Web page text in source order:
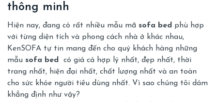
thông minh
Hiện nay, đang có rất nhiều mẫu mã sofa bed phù hợp
với từng diện tích và phong cách nhà ở khác nhau,
KenSOFA tự tin mang đến cho quý khách hàng những
mẫu sofa bed
có giá cả hợp lý nhất, đẹp nhất, thời
trang nhất, hiện đại nhất, chất lượng nhất và an toàn
cho sức khỏe người tiêu dùng nhất. Vì sao chúng tôi dám
khẳng định như vậy?